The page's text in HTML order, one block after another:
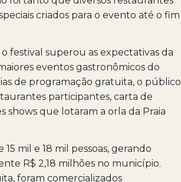
criados para o evento até o fim
festival superou as expectativas da
eventos gastronômicos do
de programação gratuita, o público
participantes, carta de
shows que lotaram a orla da Praia
mil e 18 mil pessoas, gerando
R$ 2,18 milhões no município.
foram comercializados